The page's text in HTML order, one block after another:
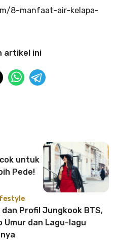
8-manfaat-air-kelapa-
artikel ini
untuk
Pede!
Profil Jungkook BTS,
Umur dan Lagu-lagu